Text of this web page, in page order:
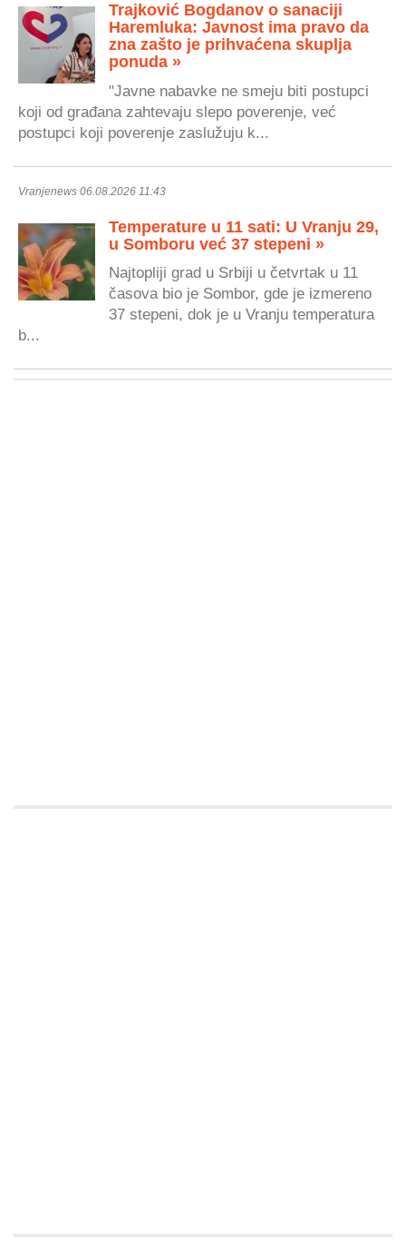
Trajković Bogdanov o sanaciji
Haremluka: Javnost ima pravo da
zna zašto je prihvaćena skuplja
ponuda »
"Javne nabavke ne smeju biti postupci
koji od građana zahtevaju slepo poverenje, već
postupci koji poverenje zaslužuju k...
Vranjenews 06.08.2026 11:43
Temperature u 11 sati: U Vranju 29,
u Somboru već 37 stepeni »
Najtopliji grad u Srbiji u četvrtak u 11
časova bio je Sombor, gde je izmereno
37 stepeni, dok je u Vranju temperatura
b...